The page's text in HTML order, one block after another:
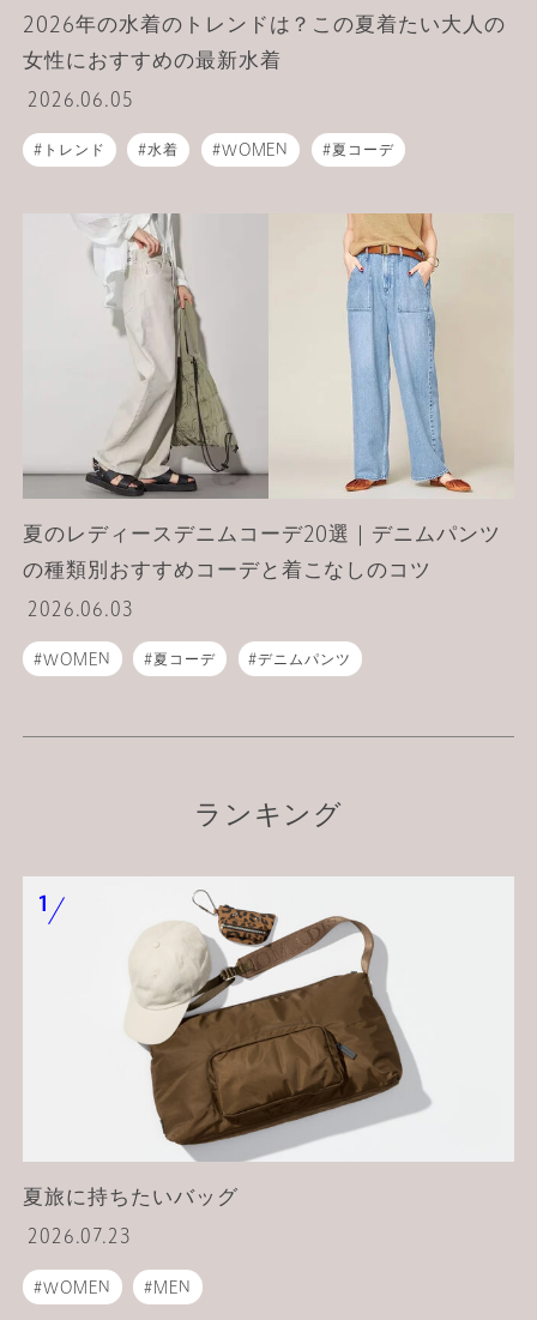
2026年の水着のトレンドは？この夏着たい大人の
女性におすすめの最新水着
2026.06.05
トレンド 水着 WOMEN 夏コーデ
夏のレディースデニムコーデ20選｜デニムパンツ
の種類別おすすめコーデと着こなしのコツ
2026.06.03
WOMEN 夏コーデ デニムパンツ
ランキング
夏旅に持ちたいバッグ
2026.07.23
WOMEN MEN